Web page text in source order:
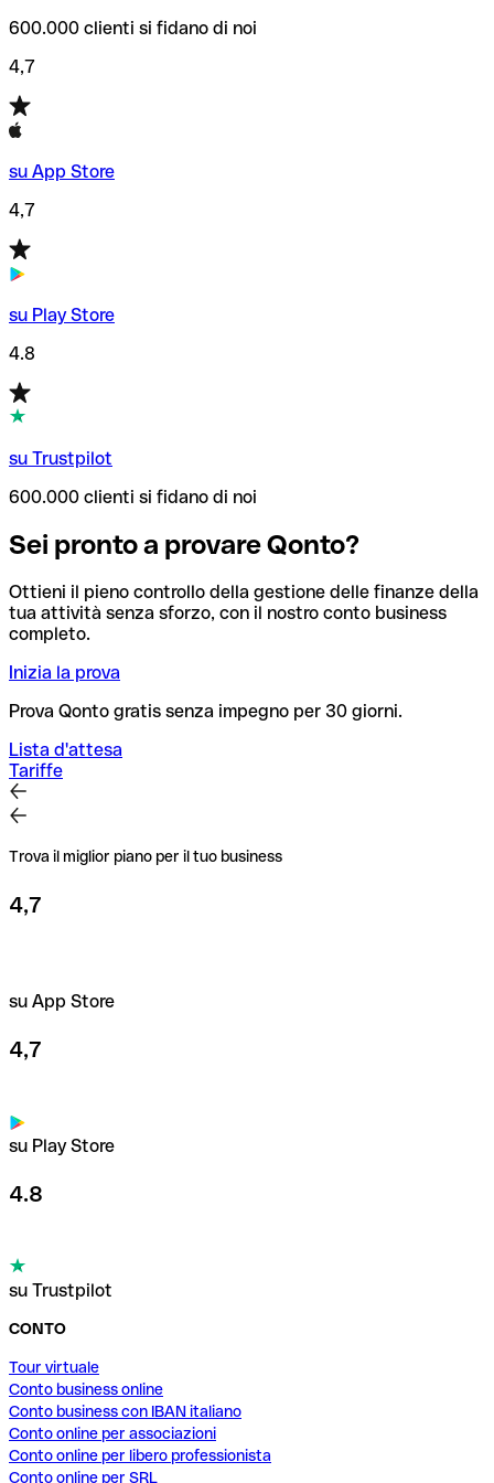
600.000 clienti si fidano di noi
4,7
su App Store
4,7
su Play Store
4.8
su Trustpilot
600.000 clienti si fidano di noi
Sei pronto a provare Qonto?
Ottieni il pieno controllo della gestione delle finanze della
tua attività senza sforzo, con il nostro conto business
completo.
Inizia la prova
Prova Qonto gratis senza impegno per 30 giorni.
Lista d'attesa
Tariffe
Trova il miglior piano per il tuo business
4,7
su App Store
4,7
su Play Store
4.8
su Trustpilot
CONTO
Tour virtuale
Conto business online
Conto business con IBAN italiano
Conto online per associazioni
Conto online per libero professionista
Conto online per SRL